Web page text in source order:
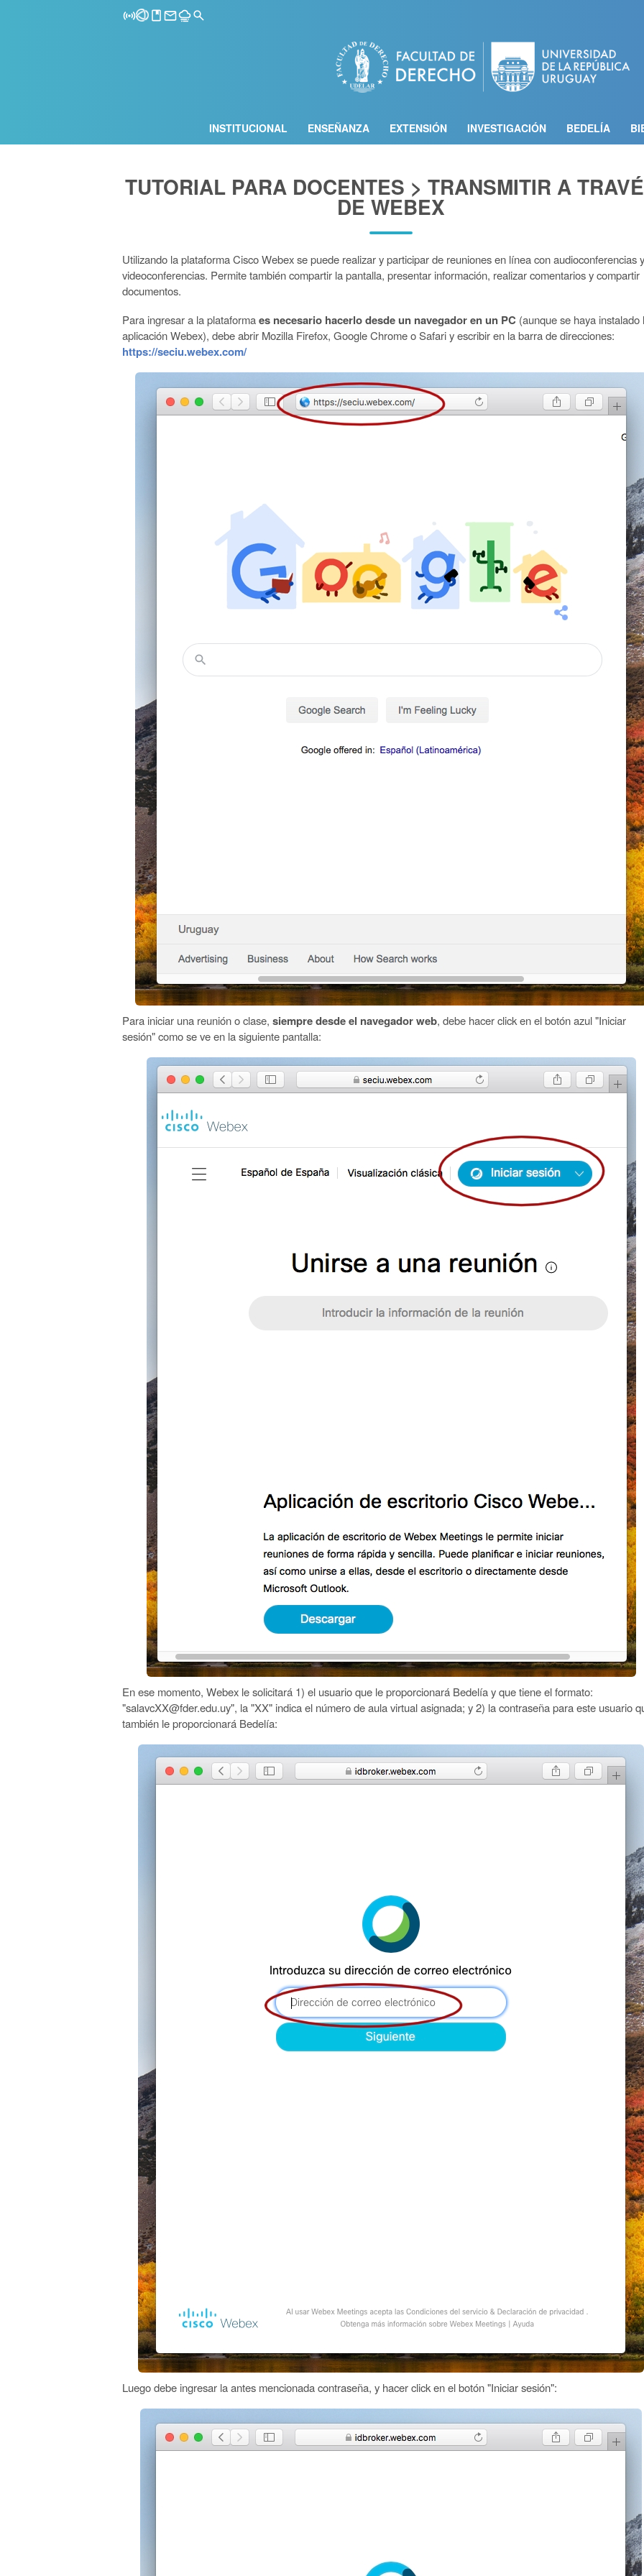
contenido
principal
INSTITUCIONAL ENSEÑANZA EXTENSIÓN INVESTIGACIÓN BEDELÍA
TUTORIAL PARA DOCENTES > TRANSMITIR A
DE WEBEX
Utilizando la plataforma Cisco Webex se puede realizar y participar de reuniones en línea con audioconferencias y
videoconferencias. Permite también compartir la pantalla, presentar información, realizar comentarios y compartir
documentos.
Para ingresar a la plataformaes necesario hacerlo desde un navegador en un PC (aunque se haya instalado
aplicación Webex), debe abrir Mozilla Firefox, Google Chrome o Safari y escribir en la barra de direcciones:
https://seciu.webex.com/
Para iniciar una reunión o clase, siempre desde el navegador web, debe hacer click en el botón azul "Iniciar
sesión" como se ve en la siguiente pantalla:
En ese momento, Webex le solicitará 1) el usuario que le proporcionará Bedelía y que tiene el formato:
"salavcXX@fder.edu.uy", la "XX" indica el número de aula virtual asignada; y 2) la contraseña para este usuario
también le proporcionará Bedelía:
Luego debe ingresar la antes mencionada contraseña, y hacer click en el botón "Iniciar sesión":